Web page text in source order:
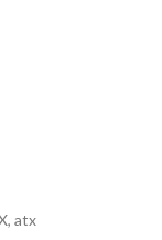
atx